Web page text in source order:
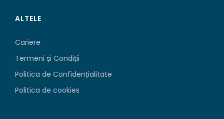
ALTELE
Cariere
Termeni și Condiții
Politica de Confidențialitate
Politica de cookies